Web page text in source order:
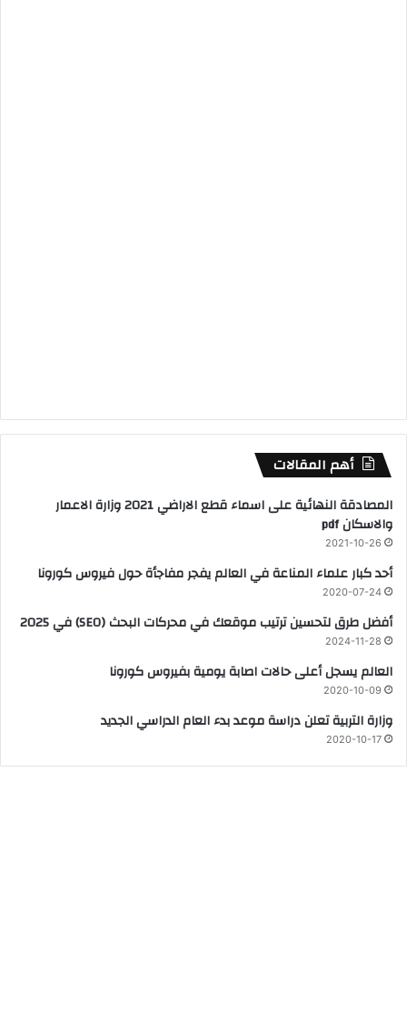
أهم المقالات
المصادقة النهائية على اسماء قطع الاراضي 2021 وزارة الاعمار
والاسكان pdf
2021-10-26
أحد كبار علماء المناعة في العالم يفجر مفاجأة حول فيروس كورونا
2020-07-24
أفضل طرق لتحسين ترتيب موقعك في محركات البحث (SEO) في 2025
2024-11-28
العالم يسجل أعلى حالات اصابة يومية بفيروس كورونا
2020-10-09
وزارة التربية تعلن دراسة موعد بدء العام الدراسي الجديد
2020-10-17